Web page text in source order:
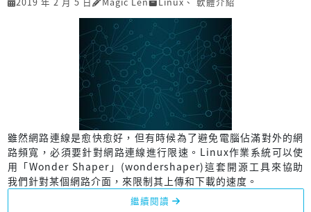
雖然網路連線是愈快愈好，但有時候為了避免電腦佔滿對外的網
路頻寬，必須要針對網路連線進行限速。Linux作業系統可以使
用「Wonder Shaper」(wondershaper)這套開源工具來協助
我們針對某個網路介面，來限制其上傳和下載的速度。
繼續閱讀